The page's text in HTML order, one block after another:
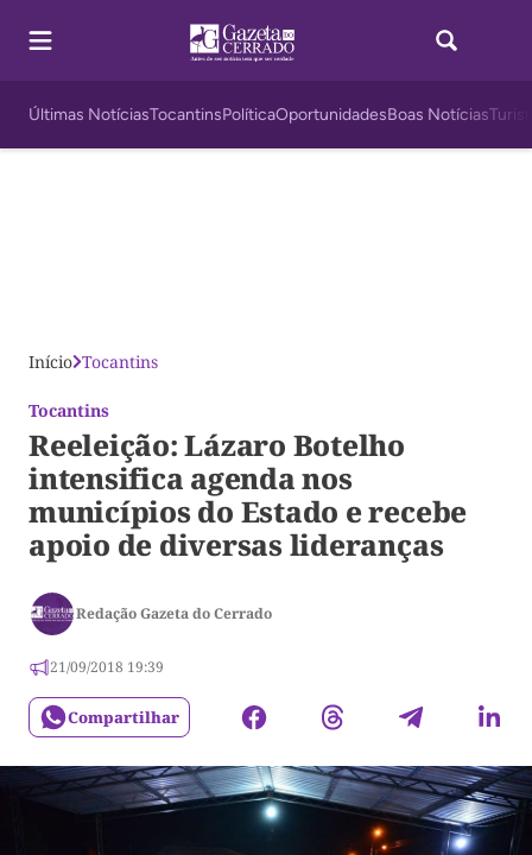
Últimas NotíciasTocantinsPolíticaOportunidadesBoas Notícias
Início Tocantins
Tocantins
Reeleição: Lázaro Botelho
intensifica agenda nos
municípios do Estado e recebe
apoio de diversas lideranças
Redação Gazeta do Cerrado
21/09/2018 19:39
Compartilhar